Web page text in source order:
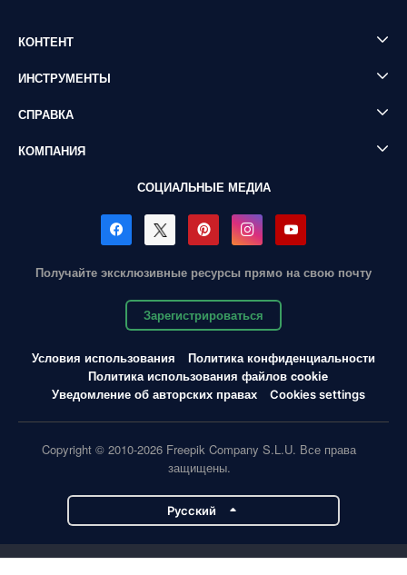
КОНТЕНТ
ИНСТРУМЕНТЫ
СПРАВКА
КОМПАНИЯ
СОЦИАЛЬНЫЕ МЕДИА
Получайте эксклюзивные ресурсы прямо на свою почту
Зарегистрироваться
Условия использования
Политика конфиденциальности
Политика использования файлов cookie
Уведомление об авторских правах
Cookies settings
Copyright © 2010-2026 Freepik Company S.L.U. Все права
защищены.
Pусский